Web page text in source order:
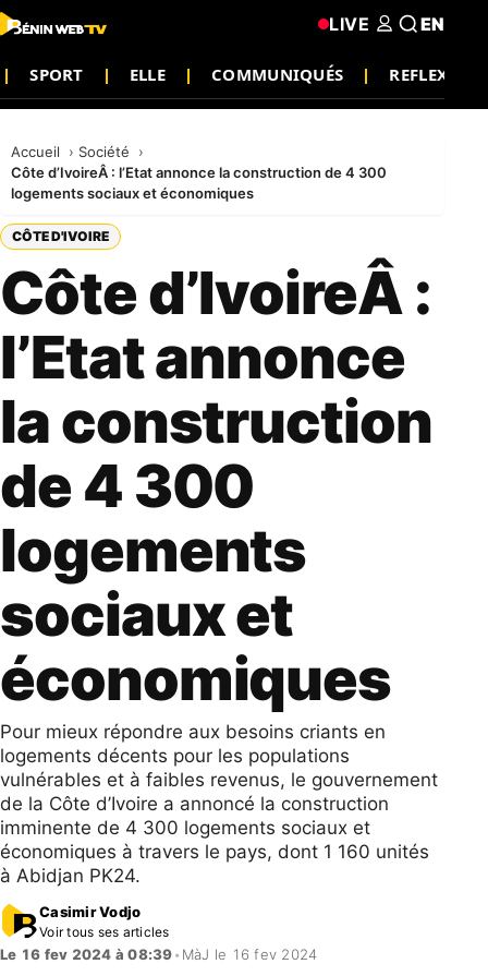
SPORT ELLE COMMUNIQUÉS REFLEXION
LIVE EN
Accueil
Société
Côte d’IvoireÂ : l’Etat annonce la construction de 4 300
logements sociaux et économiques
CÔTE D'IVOIRE
Côte d’IvoireÂ :
l’Etat annonce
la construction
de 4 300
logements
sociaux et
économiques
Pour mieux répondre aux besoins criants en
logements décents pour les populations
vulnérables et à faibles revenus, le gouvernement
de la Côte d’Ivoire a annoncé la construction
imminente de 4 300 logements sociaux et
économiques à travers le pays, dont 1 160 unités
à Abidjan PK24.
Casimir Vodjo
Voir tous ses articles
Le 16 fev 2024 à 08:39• MàJ le 16 fev 2024